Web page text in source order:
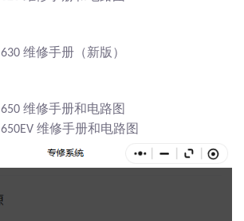
630 维修手册（新版）
650 维修手册和电路图
650EV 维修手册和电路图